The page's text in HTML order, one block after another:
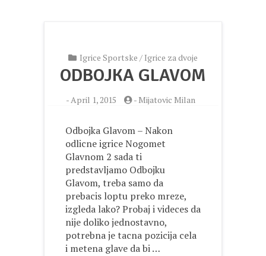
Igrice Sportske / Igrice za dvoje
ODBOJKA GLAVOM
-April 1, 2015 - Mijatovic Milan
Odbojka Glavom – Nakon
odlicne igrice Nogomet
Glavnom 2 sada ti
predstavljamo Odbojku
Glavom, treba samo da
prebacis loptu preko mreze,
izgleda lako? Probaj i videces da
nije doliko jednostavno,
potrebna je tacna pozicija cela
i metena glave da bi …